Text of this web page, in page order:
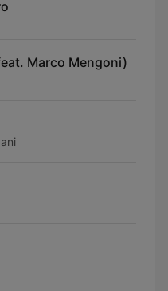
Marco Mengoni)